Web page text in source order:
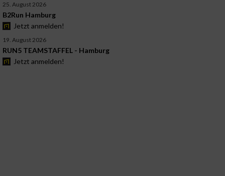
25. August 2026
B2Run Hamburg
Jetzt anmelden!
19. August 2026
RUN5 TEAMSTAFFEL - Hamburg
Jetzt anmelden!